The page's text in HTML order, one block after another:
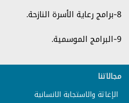
8-برامج رعاية الأسرة النازحة.
9-البرامج الموسمية.
مجالاتنا
الإغاثة والاستجابة الانسانية